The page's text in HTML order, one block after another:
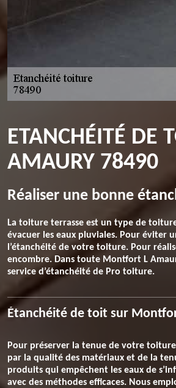
ETANCHÉITÉ DE
AMAURY 78490
Réaliser une bonne
La toiture terrasse est un type de
évacuer les eaux pluviales. Pour éviter
l’étanchéité de votre toiture. Pour
encombre. Dans toute Montfort L
service d’étanchéité de Pro toiture.
Étanchéité de toit sur
Pour préserver la tenue de votre
par la qualité des matériaux et de la
produits qui empêchent les eaux de
avec des méthodes efficaces. Nous